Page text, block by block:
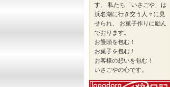
拶
す。 私たち「いさごや」は
浜名湖に行き交う人々に見
せられ、 お菓子作りに励ん
でおります。
お饅頭を包む！
お菓子を包む！
お客様の想いを包む！
いさごやの心です。
店